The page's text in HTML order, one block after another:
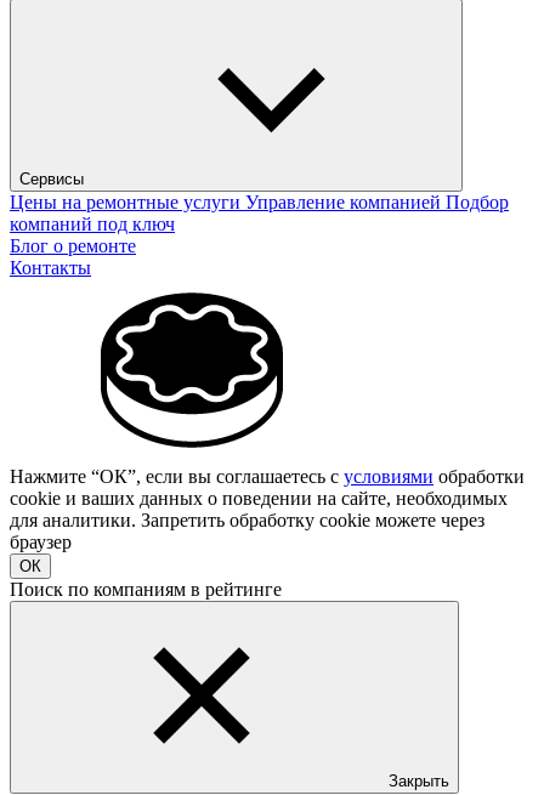
Сервисы
Цены на ремонтные услуги Управление компанией Подбор
компаний под ключ
Блог о ремонте
Контакты
Нажмите “ОК”, если вы соглашаетесь с условиями обработки
cookie и ваших данных о поведении на сайте, необходимых
для аналитики. Запретить обработку cookie можете через
браузер
ОК
Поиск по компаниям в рейтинге
Закрыть